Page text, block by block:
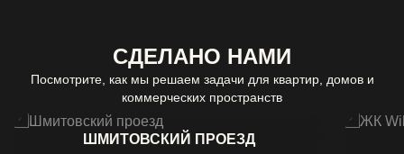
СДЕЛАНО НАМИ
Посмотрите, как мы решаем задачи для квартир, домов и
коммерческих пространств
ШМИТОВСКИЙ ПРОЕЗД